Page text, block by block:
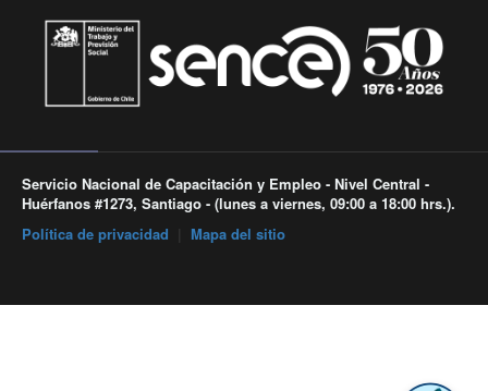
Servicio Nacional de Capacitación y Empleo - Nivel Central -
Huérfanos #1273, Santiago - (lunes a viernes, 09:00 a 18:00 hrs.).
Política de privacidad
Mapa del sitio